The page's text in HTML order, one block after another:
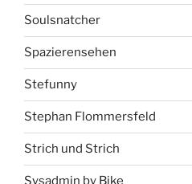
Soulsnatcher
Spazierensehen
Stefunny
Stephan Flommersfeld
Strich und Strich
Sysadmin by Bike